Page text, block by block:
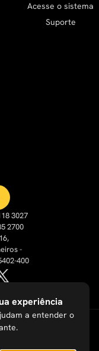
Acesse o sistema
Suporte
3027
2700
-
400
experiência
a entender o